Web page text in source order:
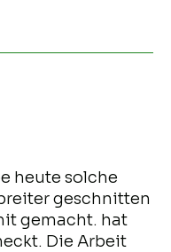
heute solche
geschnitten
gemacht. hat
Die Arbeit